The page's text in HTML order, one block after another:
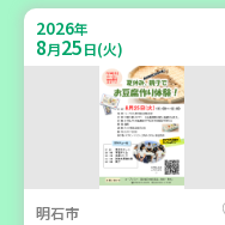
コープ神吉 子育てひろば
「かくれんぼ」
2026年
8月25日(火)
明石市